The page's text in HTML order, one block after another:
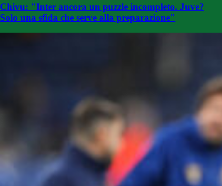
Chivu: "Inter ancora un puzzle incompleto. Juve?
Solo una sfida che serve alla preparazione"